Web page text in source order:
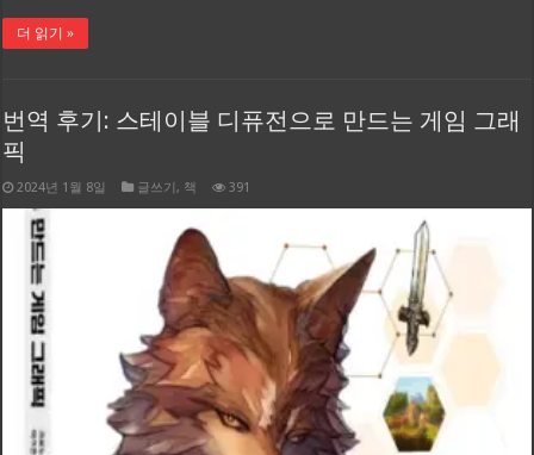
더 읽기 »
번역 후기: 스테이블 디퓨전으로 만드는 게임 그래
픽
2024년 1월 8일 글쓰기, 책 391